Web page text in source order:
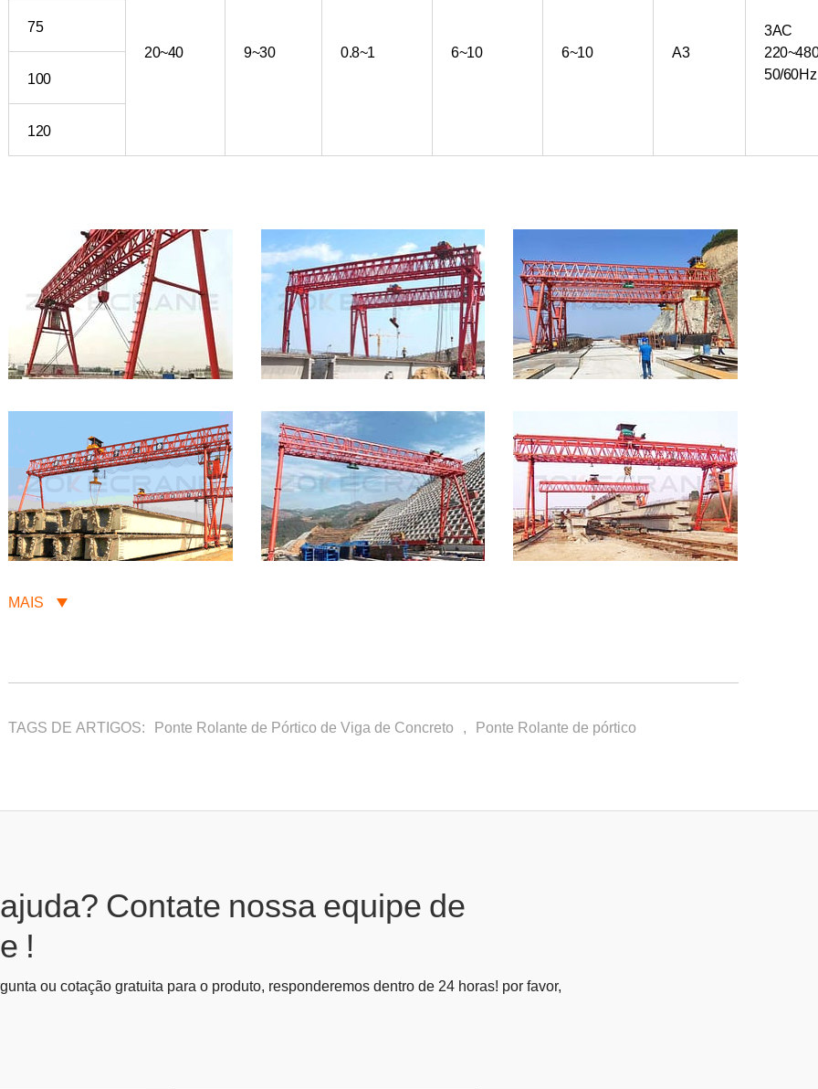
20~40 9~30 0.8~1 6~10 6~10 A3
3AC
50/60Hz
75
100
120
MAIS
TAGS DE ARTIGOS: Ponte Rolante de Pórtico de Viga de Concreto , Ponte Rolante de pórtico
Contate nossa equipe de
!
ou cotação gratuita para o produto, responderemos dentro de 24 horas! por favor,